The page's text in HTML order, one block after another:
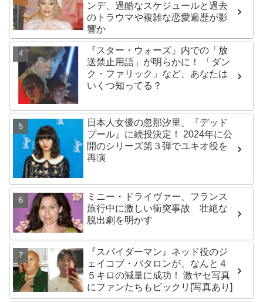
ンデ、過酷なスケジュールと過去
のトラウマや複雑な恋愛遍歴が影
響か
『スター・ウォーズ』内での「放
送禁止用語」が明らかに！ 「ダン
ク・ファリック」など、あなたは
いくつ知ってる？
日本人女優の忽那汐里、『デッド
プール』に続投決定！ 2024年に公
開のシリーズ第３弾でユキオ役を
再演
ミニー・ドライヴァー、フランス
旅行中に激しい衝突事故 壮絶な
脱出劇を明かす
『スパイダーマン』ネッド役のジ
ェイコブ・バタロンが、なんと４
５キロの減量に成功！ 激ヤセ写真
にファンたちもビックリ[写真あり]